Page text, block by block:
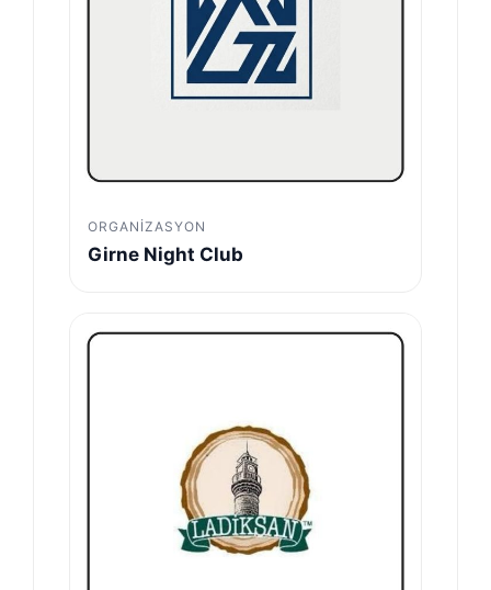
ORGANIZASYON
Girne Night Club